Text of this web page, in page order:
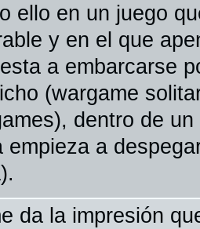
ello en un juego
y en el que
a embarcarse
(wargame
dentro de
empieza a
da la impresión